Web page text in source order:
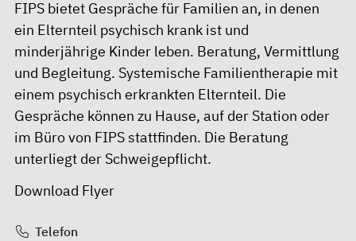
FIPS bietet Gespräche für Familien an, in denen
ein Elternteil psychisch krank ist und
minderjährige Kinder leben. Beratung, Vermittlung
und Begleitung. Systemische Familientherapie mit
einem psychisch erkrankten Elternteil. Die
Gespräche können zu Hause, auf der Station oder
im Büro von FIPS stattfinden. Die Beratung
unterliegt der Schweigepflicht.
Download Flyer
Telefon